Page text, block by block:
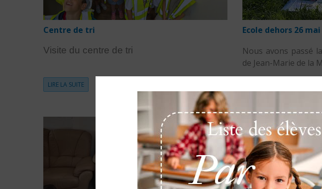
Centre de tri
Visite du centre de tri
LIRE LA SUITE
Ecole dehors 26 mai
Nous avons passé
de Jean-Marie de la